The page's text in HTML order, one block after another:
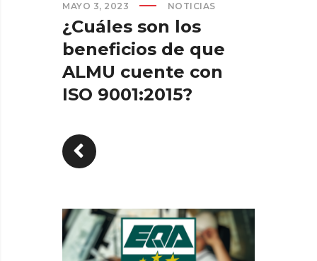
MAYO 3, 2023 NOTICIAS
¿Cuáles son los
beneficios de que
ALMU cuente con
ISO 9001:2015?